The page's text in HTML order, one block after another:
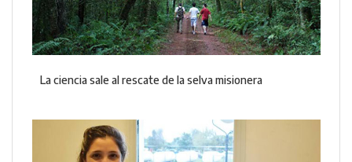
La ciencia sale al rescate de la selva misionera